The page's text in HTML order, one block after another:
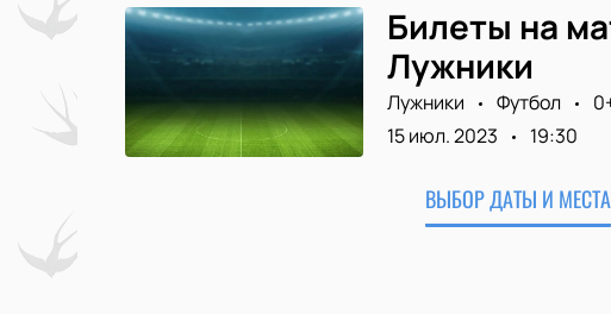
Билеты на
Лужники
Лужники Футбол
15 июл. 2023
19:30
ВЫБОР ДАТЫ И МЕСТА